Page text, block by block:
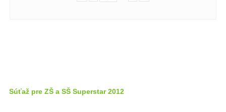
Súťaž pre ZŠ a SŠ Superstar 2012